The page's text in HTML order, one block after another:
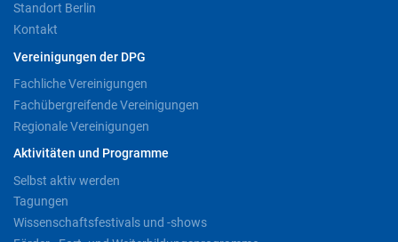
Standort Berlin
Kontakt
Vereinigungen der DPG
Fachliche Vereinigungen
Fachübergreifende Vereinigungen
Regionale Vereinigungen
Aktivitäten und Programme
Selbst aktiv werden
Tagungen
Wissenschaftsfestivals und -shows